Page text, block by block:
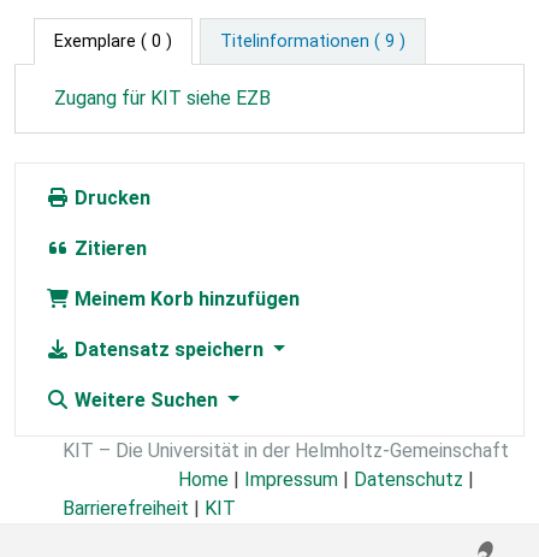
Exemplare ( 0 ) Titelinformationen ( 9 )
Zugang für KIT siehe EZB
Drucken
Zitieren
Meinem Korb hinzufügen
Datensatz speichern
Weitere Suchen
KIT – Die Universität in der Helmholtz-Gemeinschaft
Home | Impressum | Datenschutz |
Barrierefreiheit | KIT